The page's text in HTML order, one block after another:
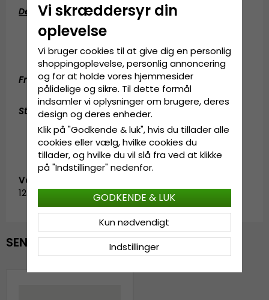
Detaljeret information:
Fremstillet af 100%
En størrelse
Størrelsen justeres bag på cappen.
Fremstillet af:100% bomuld
Størrelsesguide:One size fits all
Vare-ID:
1232-81030-1030-OS.black/red
SENAST VISTE
Vi skræddersyr din
oplevelse
Vi bruger cookies til at give dig en personlig
shoppingoplevelse, personlig annoncering
og for at holde vores hjemmesider
pålidelige og sikre. Til dette formål
indsamler vi oplysninger om brugere, deres
design og deres enheder.
Klik på "Godkende & luk", hvis du tillader alle
cookies eller vælg, hvilke cookies du
tillader, og hvilke du vil slå fra ved at klikke
på "Indstillinger" nedenfor.
Indstillinger
Kun nødvendigt
GODKENDE & LUK